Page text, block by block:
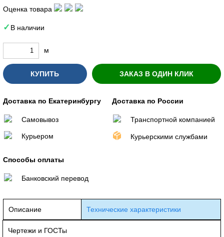
Оценка товара
В наличии
м
КУПИТЬ ЗАКАЗ В ОДИН КЛИК
Доставка по Екатеринбургу
Самовывоз
Курьером
Доставка по России
Транспортной компанией
Курьерскими службами
Способы оплаты
Банковский перевод
Описание Технические характеристики
Чертежи и ГОСТы